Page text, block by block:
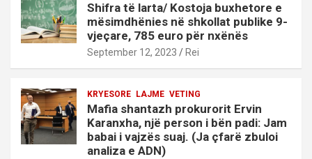
Shifra të larta/ Kostoja buxhetore e
mësimdhënies në shkollat publike 9-
vjeçare, 785 euro për nxënës
September 12, 2023 Rei
KRYESORE LAJME VETING
Mafia shantazh prokurorit Ervin
Karanxha, një person i bën padi: Jam
babai i vajzës suaj. (Ja çfarë zbuloi
analiza e ADN)